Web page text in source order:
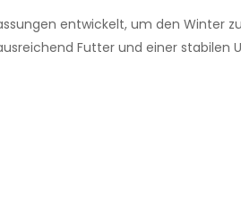
entwickelt, um den Winter
Futter und einer